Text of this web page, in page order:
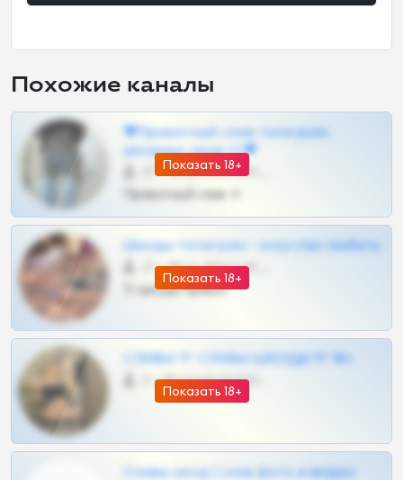
Похожие каналы
Показать 18+
❤Приватный слив телеграм,
шкодных шкур тг❤
57 •
Приватный слив тг
Показать 18+
Шкоды телеграм - искуство любить
27 •
Тг шкоды приват
Показать 18+
СЛИВЫ ТГ СЛИВЫ ШКОДЫ ТГ 18+
0 •
Сливы шкод | слив фото и видео